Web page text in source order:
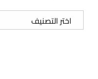
تصنيفات